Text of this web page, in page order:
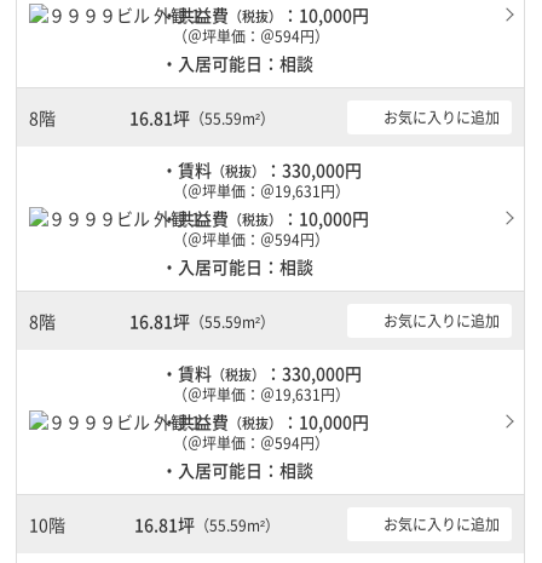
・共益費 （税抜） ：10,000円
（＠坪単価：＠594円）
・入居可能日：相談
8階 16.81坪（55.59m²） お気に入りに追加
・賃料 （税抜） ：330,000円
（＠坪単価：＠19,631円）
・共益費 （税抜） ：10,000円
（＠坪単価：＠594円）
・入居可能日：相談
8階 16.81坪（55.59m²） お気に入りに追加
・賃料 （税抜） ：330,000円
（＠坪単価：＠19,631円）
・共益費 （税抜） ：10,000円
（＠坪単価：＠594円）
・入居可能日：相談
10階 16.81坪（55.59m²） お気に入りに追加